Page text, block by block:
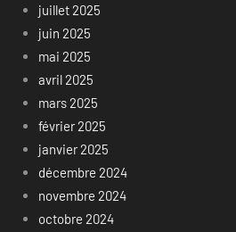
juillet 2025
juin 2025
mai 2025
avril 2025
mars 2025
février 2025
janvier 2025
décembre 2024
novembre 2024
octobre 2024